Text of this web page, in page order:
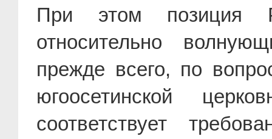
При этом позиция
относительно
прежде всего, по
югоосетинской
соответствует